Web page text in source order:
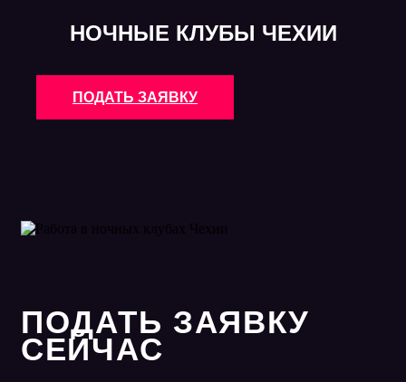
НОЧНЫЕ КЛУБЫ ЧЕХИИ
ПОДАТЬ ЗАЯВКУ
ПОДАТЬ ЗАЯВКУ
СЕЙЧАС